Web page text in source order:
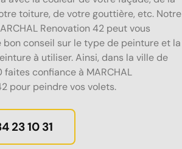
toiture, de votre gouttière, etc. Notre
Renovation 42 peut vous
bon conseil sur le type de peinture et la
à utiliser. Ainsi, dans la ville de
faites confiance à MARCHAL
pour peindre vos volets.
23 10 31